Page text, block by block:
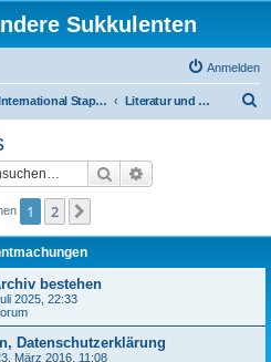
Sukkulenten
Anmelden
International Stapeliad Group Forum Literatur und Webtipps
Suche
1 2
bestehen
2025, 22:33
Datenschutzerklärung
März 2016, 11:08